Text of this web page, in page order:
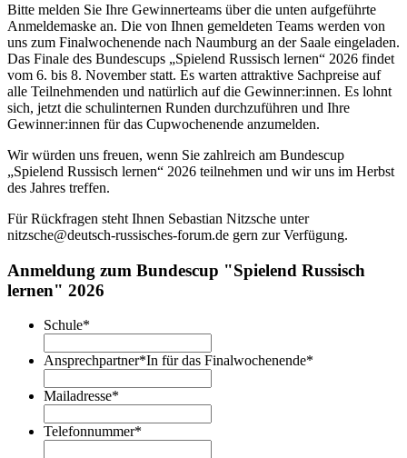
Bitte melden Sie Ihre Gewinnerteams über die unten aufgeführte
Anmeldemaske an. Die von Ihnen gemeldeten Teams werden von
uns zum Finalwochenende nach Naumburg an der Saale eingeladen.
Das Finale des Bundescups „Spielend Russisch lernen“ 2026 findet
vom 6. bis 8. November statt. Es warten attraktive Sachpreise auf
alle Teilnehmenden und natürlich auf die Gewinner:innen. Es lohnt
sich, jetzt die schulinternen Runden durchzuführen und Ihre
Gewinner:innen für das Cupwochenende anzumelden.
Wir würden uns freuen, wenn Sie zahlreich am Bundescup
„Spielend Russisch lernen“ 2026 teilnehmen und wir uns im Herbst
des Jahres treffen.
Für Rückfragen steht Ihnen Sebastian Nitzsche unter
nitzsche@deutsch-russisches-forum.de gern zur Verfügung.
Anmeldung zum Bundescup "Spielend Russisch
lernen" 2026
Schule*
Ansprechpartner*In für das Finalwochenende*
Mailadresse*
Telefonnummer*